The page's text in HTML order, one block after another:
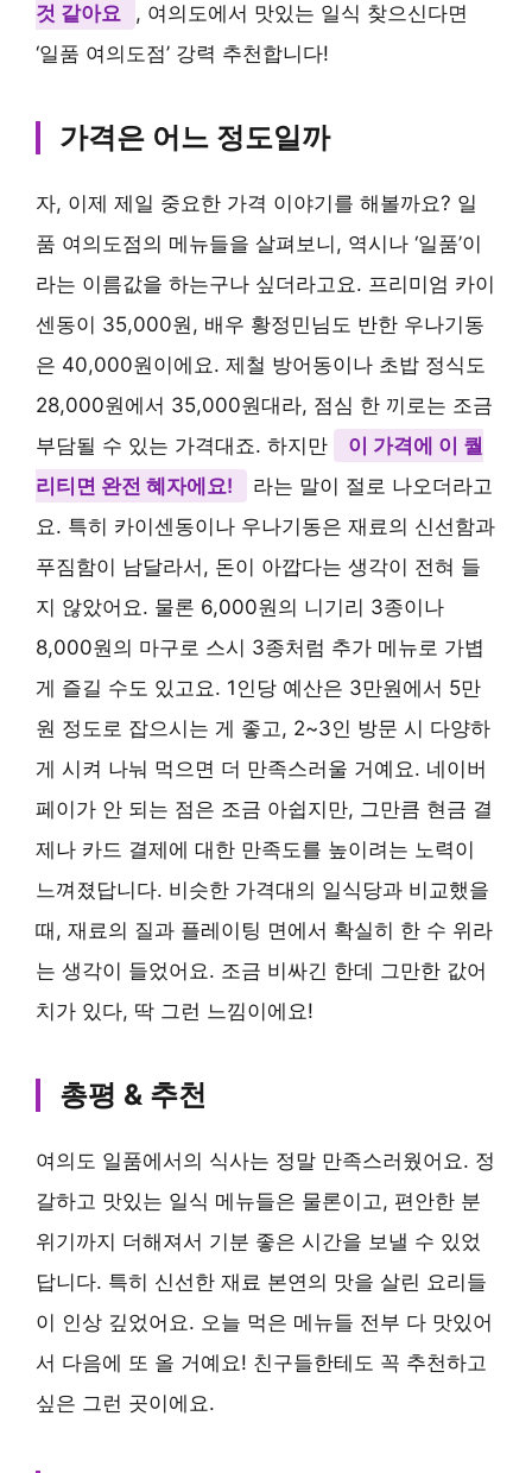
것 같아요
, 여의도에서 맛있는 일식 찾으신다면
‘일품 여의도점’ 강력 추천합니다!
가격은 어느 정도일까
자, 이제 제일 중요한 가격 이야기를 해볼까요? 일
품 여의도점의 메뉴들을 살펴보니, 역시나 ‘일품’이
라는 이름값을 하는구나 싶더라고요. 프리미엄 카이
센동이 35,000원, 배우 황정민님도 반한 우나기동
은 40,000원이에요. 제철 방어동이나 초밥 정식도
28,000원에서 35,000원대라, 점심 한 끼로는 조금
부담될 수 있는 가격대죠. 하지만
이 가격에 이 퀄
리티면 완전 혜자에요!
라는 말이 절로 나오더라고
요. 특히 카이센동이나 우나기동은 재료의 신선함과
푸짐함이 남달라서, 돈이 아깝다는 생각이 전혀 들
지 않았어요. 물론 6,000원의 니기리 3종이나
8,000원의 마구로 스시 3종처럼 추가 메뉴로 가볍
게 즐길 수도 있고요. 1인당 예산은 3만원에서 5만
원 정도로 잡으시는 게 좋고, 2~3인 방문 시 다양하
게 시켜 나눠 먹으면 더 만족스러울 거예요. 네이버
페이가 안 되는 점은 조금 아쉽지만, 그만큼 현금 결
제나 카드 결제에 대한 만족도를 높이려는 노력이
느껴졌답니다. 비슷한 가격대의 일식당과 비교했을
때, 재료의 질과 플레이팅 면에서 확실히 한 수 위라
는 생각이 들었어요. 조금 비싸긴 한데 그만한 값어
치가 있다, 딱 그런 느낌이에요!
총평 & 추천
여의도 일품에서의 식사는 정말 만족스러웠어요. 정
갈하고 맛있는 일식 메뉴들은 물론이고, 편안한 분
위기까지 더해져서 기분 좋은 시간을 보낼 수 있었
답니다. 특히 신선한 재료 본연의 맛을 살린 요리들
이 인상 깊었어요. 오늘 먹은 메뉴들 전부 다 맛있어
서 다음에 또 올 거예요! 친구들한테도 꼭 추천하고
싶은 그런 곳이에요.